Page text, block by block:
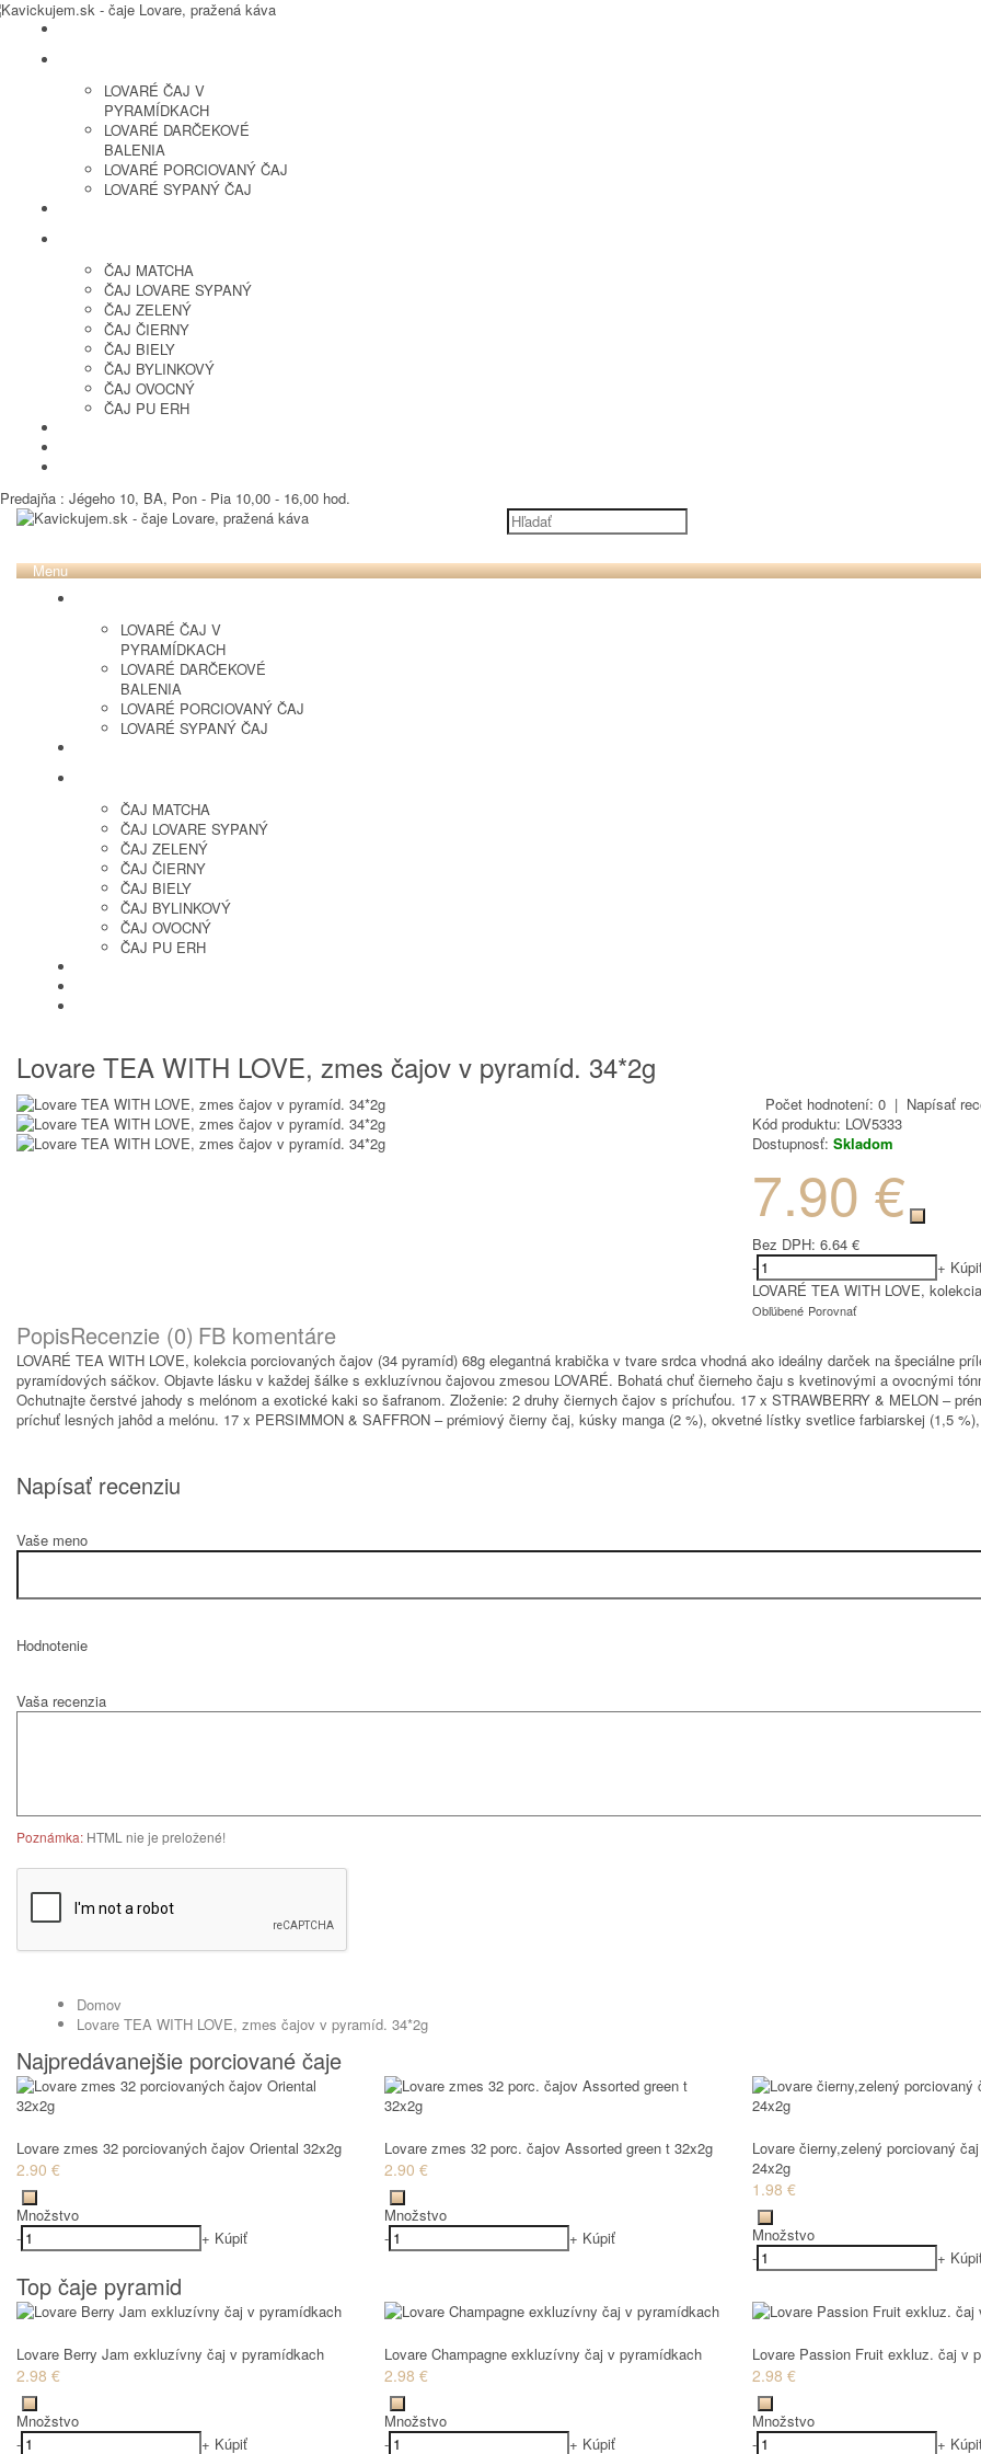
LOVARÉ ČAJ V
PYRAMÍDKACH
LOVARÉ DARČEKOVÉ
BALENIA
LOVARÉ PORCIOVANÝ ČAJ
LOVARÉ SYPANÝ ČAJ
ČAJ MATCHA
ČAJ LOVARE SYPANÝ
ČAJ ZELENÝ
ČAJ ČIERNY
ČAJ BIELY
ČAJ BYLINKOVÝ
ČAJ OVOCNÝ
ČAJ PU ERH
Predajňa : Jégeho 10, BA, Pon - Pia 10,00 - 16,00 hod.
Menu
LOVARÉ ČAJ V
PYRAMÍDKACH
LOVARÉ DARČEKOVÉ
BALENIA
LOVARÉ PORCIOVANÝ ČAJ
LOVARÉ SYPANÝ ČAJ
ČAJ MATCHA
ČAJ LOVARE SYPANÝ
ČAJ ZELENÝ
ČAJ ČIERNY
ČAJ BIELY
ČAJ BYLINKOVÝ
ČAJ OVOCNÝ
ČAJ PU ERH
Lovare TEA WITH LOVE, zmes čajov v pyramíd. 34*2g
Počet hodnotení: 0 | Napísať
Kód produktu: LOV5333
Dostupnosť: Skladom
7.90 €
Bez DPH: 6.64 €
-
+
LOVARÉ TEA WITH LOVE,
Obľúbené Porovnať
PopisRecenzie (0) FB komentáre
LOVARÉ TEA WITH LOVE, kolekcia porciovaných čajov (34 pyramíd) 68g elegantná krabička v tvare srdca vhodná ako ideálny darček na špeciálne
pyramídových sáčkov. Objavte lásku v každej šálke s exkluzívnou čajovou zmesou LOVARÉ. Bohatá chuť čierneho čaju s kvetinovými a ovocnými
Ochutnajte čerstvé jahody s melónom a exotické kaki so šafranom. Zloženie: 2 druhy čiernych čajov s príchuťou. 17 x STRAWBERRY & MELON –
príchuť lesných jahôd a melónu. 17 x PERSIMMON & SAFFRON – prémiový čierny čaj, kúsky manga (2 %), okvetné lístky svetlice farbiarskej (1,5
Napísať recenziu
Vaše meno
Hodnotenie
Vaša recenzia
Poznámka: HTML nie je preložené!
Domov
Lovare TEA WITH LOVE, zmes čajov v pyramíd. 34*2g
Najpredávanejšie porciované čaje
Lovare zmes 32 porciovaných čajov Oriental 32x2g
2.90 €
Množstvo
-
+ Kúpiť
Lovare zmes 32 porc. čajov Assorted green t 32x2g
2.90 €
Množstvo
-
+ Kúpiť
Lovare čierny,zelený porciovaný
24x2g
1.98 €
Množstvo
-
+
Top čaje pyramid
Lovare Berry Jam exkluzívny čaj v pyramídkach
2.98 €
Množstvo
-
+ Kúpiť
Lovare Champagne exkluzívny čaj v pyramídkach
2.98 €
Množstvo
-
+ Kúpiť
Lovare Passion Fruit exkluz. čaj v
2.98 €
Množstvo
-
+